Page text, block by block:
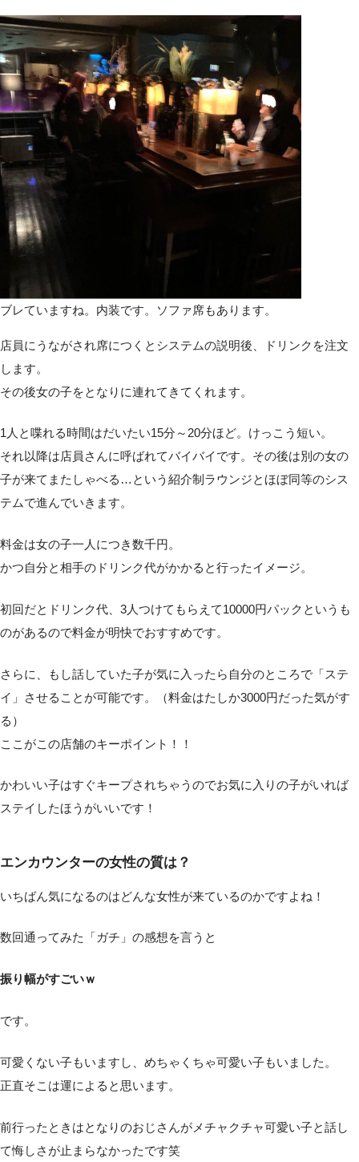
ブレていますね。内装です。ソファ席もあります。
店員にうながされ席につくとシステムの説明後、ドリンクを注文
します。
その後女の子をとなりに連れてきてくれます。
1人と喋れる時間はだいたい15分～20分ほど。けっこう短い。
それ以降は店員さんに呼ばれてバイバイです。その後は別の女の
子が来てまたしゃべる…という紹介制ラウンジとほぼ同等のシス
テムで進んでいきます。
料金は女の子一人につき数千円。
かつ自分と相手のドリンク代がかかると行ったイメージ。
初回だとドリンク代、3人つけてもらえて10000円パックというも
のがあるので料金が明快でおすすめです。
さらに、もし話していた子が気に入ったら自分のところで「ステ
イ」させることが可能です。（料金はたしか3000円だった気がす
る）
ここがこの店舗のキーポイント！！
かわいい子はすぐキープされちゃうのでお気に入りの子がいれば
ステイしたほうがいいです！
エンカウンターの女性の質は？
いちばん気になるのはどんな女性が来ているのかですよね！
数回通ってみた「ガチ」の感想を言うと
振り幅がすごいｗ
です。
可愛くない子もいますし、めちゃくちゃ可愛い子もいました。
正直そこは運によると思います。
前行ったときはとなりのおじさんがメチャクチャ可愛い子と話し
て悔しさが止まらなかったです笑